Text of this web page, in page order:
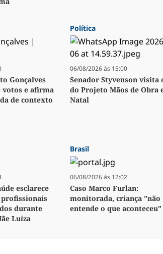
Gonçalves
votos e afirma
de contexto
Política
06/08/2026 às 15:00
Senador Styvenson visita
do Projeto Mãos de Obra
Natal
esclarece
profissionais
durante
Luíza
Brasil
06/08/2026 às 12:02
Caso Marco Furlan:
monitorada, criança "não
entende o que aconteceu"